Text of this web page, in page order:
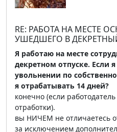
RE: РАБОТА НА МЕСТЕ
УШЕДШЕГО В
Я работаю на месте
декретном отпуске. Если
увольнении по
я отрабатывать 14 дней?
конечно (если
отработки).
вы НИЧЕМ не отличаетесь
за исключением